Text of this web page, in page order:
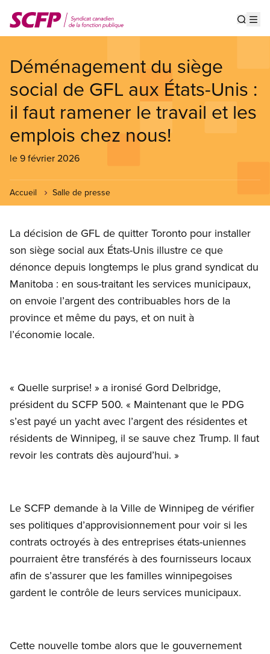
au
contenu
Déménagement du siège
social de GFL aux États-Unis :
il faut ramener le travail et les
emplois chez nous!
le 9 février 2026
Accueil Salle de presse
La décision de GFL de quitter Toronto pour installer
son siège social aux États-Unis illustre ce que
dénonce depuis longtemps le plus grand syndicat du
Manitoba : en sous-traitant les services municipaux,
on envoie l’argent des contribuables hors de la
province et même du pays, et on nuit à
l’économie locale.
« Quelle surprise! » a ironisé Gord Delbridge,
président du SCFP 500. « Maintenant que le PDG
s’est payé un yacht avec l’argent des résidentes et
résidents de Winnipeg, il se sauve chez Trump. Il faut
revoir les contrats dès aujourd’hui. »
Le SCFP demande à la Ville de Winnipeg de vérifier
ses politiques d’approvisionnement pour voir si les
contrats octroyés à des entreprises états-uniennes
pourraient être transférés à des fournisseurs locaux
afin de s’assurer que les familles winnipegoises
gardent le contrôle de leurs services municipaux.
Cette nouvelle tombe alors que le gouvernement